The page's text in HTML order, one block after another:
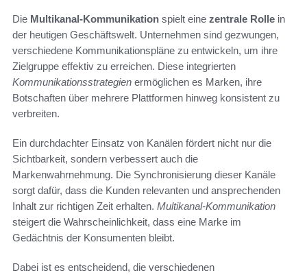
Die Multikanal-Kommunikation spielt eine zentrale Rolle in
der heutigen Geschäftswelt. Unternehmen sind gezwungen,
verschiedene Kommunikationspläne zu entwickeln, um ihre
Zielgruppe effektiv zu erreichen. Diese integrierten
Kommunikationsstrategien ermöglichen es Marken, ihre
Botschaften über mehrere Plattformen hinweg konsistent zu
verbreiten.
Ein durchdachter Einsatz von Kanälen fördert nicht nur die
Sichtbarkeit, sondern verbessert auch die
Markenwahrnehmung. Die Synchronisierung dieser Kanäle
sorgt dafür, dass die Kunden relevanten und ansprechenden
Inhalt zur richtigen Zeit erhalten. Multikanal-Kommunikation
steigert die Wahrscheinlichkeit, dass eine Marke im
Gedächtnis der Konsumenten bleibt.
Dabei ist es entscheidend, die verschiedenen